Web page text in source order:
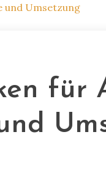
und Umsetzung
für